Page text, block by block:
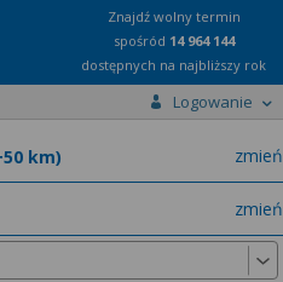
Znajdź wolny termin
spośród 14 964 144
dostępnych na najbliższy rok
Logowanie
zmień
zmień